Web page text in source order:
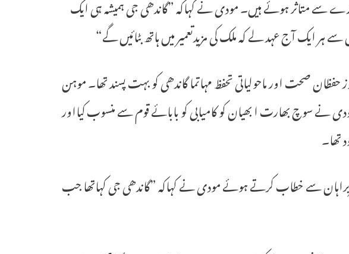
ایک آج عہد لے کہ ملک کی مزیدتعمیر میں ہاتھ بٹائیں گے“
صحت اور ماحولیاتی تحفظ مہاتما گاندھی کو بہت پسند تھا۔ موہن
کے موقع پر مودی نے سوچ بھارت ا بھیان کو کامیابی کو بابائے قوم سے منسوب کیااور
تھا۔
سے خطاب کرتے ہوئے مودی نے کہاکہ ”گاندھی جی کہاتھا جب